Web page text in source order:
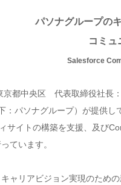
パソナグループの
コミュ
Salesforce
京都中央区 代表取締役社長
パソナグループ）が提供し
サイトの構築を支援、及び
ています。
ャリアビジョン実現のため